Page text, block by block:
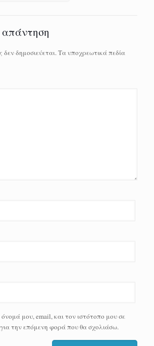
δεν δημοσιεύεται.Τα υποχρεωτικά πεδία
μου, email, και τον ιστότοπο μου σε
την επόμενη φορά που θα σχολιάσω.